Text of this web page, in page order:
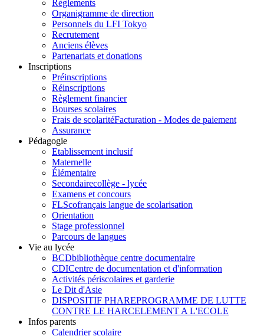
Règlements
Organigramme de direction
Personnels du LFI Tokyo
Recrutement
Anciens élèves
Partenariats et donations
Inscriptions
Préinscriptions
Réinscriptions
Règlement financier
Bourses scolaires
Frais de scolaritéFacturation - Modes de paiement
Assurance
Pédagogie
Etablissement inclusif
Maternelle
Élémentaire
Secondairecollège - lycée
Examens et concours
FLScofrançais langue de scolarisation
Orientation
Stage professionnel
Parcours de langues
Vie au lycée
BCDbibliothèque centre documentaire
CDICentre de documentation et d'information
Activités périscolaires et garderie
Le Dit d'Asie
DISPOSITIF PHAREPROGRAMME DE LUTTE
CONTRE LE HARCELEMENT A L'ECOLE
Infos parents
Calendrier scolaire